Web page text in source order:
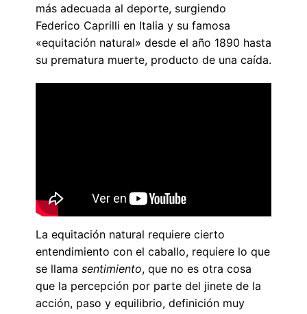
más adecuada al deporte, surgiendo
Federico Caprilli en Italia y su famosa
«equitación natural» desde el año 1890 hasta
su prematura muerte, producto de una caída.
La equitación natural requiere cierto
entendimiento con el caballo, requiere lo que
se llama sentimiento, que no es otra cosa
que la percepción por parte del jinete de la
acción, paso y equilibrio, definición muy